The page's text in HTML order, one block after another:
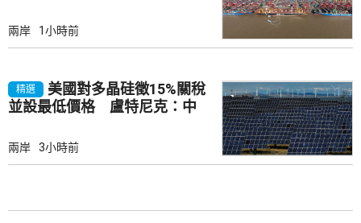
兩岸 1小時前
精選
美國對多晶硅徵15%關稅
並設最低價格 盧特尼克：中
兩岸 3小時前